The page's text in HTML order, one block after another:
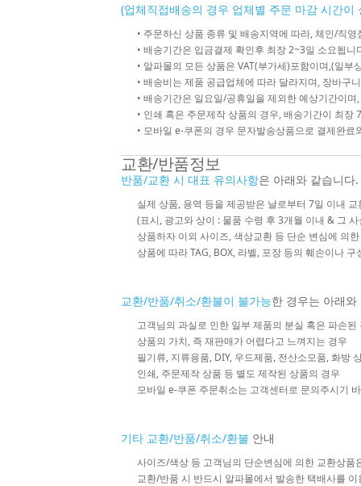
(업체직접배송의 경우 업체별 주문 마감 시간이
• 주문하신 상품 종류 및 배송지역에 따라, 체인/직
• 배송기간은 입금결제 확인후 최장 2~3일 소요됩
• 알파몰의 모든 상품은 VAT(부가세)포함이며,(일
• 배송비는 제품 공급업체에 따라 달라지며, 장바구
• 배송기간은 일요일/공휴일을 제외한 예상기간이
• 인쇄 혹은 주문제작 상품의 경우, 배송기간이 최장
• 모바일 e-쿠폰의 경우 문자발송상품으로 결제완
교환/반품정보
반품/교환 시 대표 유의사항은 아래와 같습니다.
실제 상품, 용역 등을 제공받은 날로부터 7일 이내
(표시, 광고와 상이 : 물품 수령 후 3개월 이내 & 그
상품하자 이외 사이즈, 색상교환 등 단순 변심에 의
상품에 따라 TAG, BOX, 라벨, 포장 등의 훼손이나
교환/반품/취소/환불이 불가능한 경우는 아래와
고객님의 과실로 인한 일부 제품의 분실 혹은 파손된
상품의 가치, 즉 재판매가 어렵다고 느껴지는 경우
필기류, 지류용품, DIY, 우드제품, 전산소모품, 화방
인쇄, 주문제작 상품 등 별도 제작된 상품의 경우
모바일 e-쿠폰 주문취소는 고객센터로 문의주시기
기타 교환/반품/취소/환불 안내
사이즈/색상 등 고객님의 단순변심에 의한 교환상
교환/반품 시 반드시 알파몰에서 발송한 택배사를